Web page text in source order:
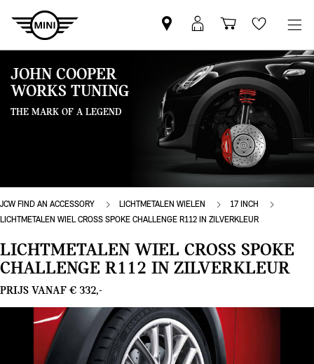
Vind
een
MINI
partner
MyMini
login
Wishlist
JOHN COOPER
WORKS TUNING
THE MARK OF A LEGEND
JCW FIND AN ACCESSORY LICHTMETALEN WIELEN
17 INCH
LICHTMETALEN WIEL CROSS SPOKE CHALLENGE R112 IN ZILVERKLEUR
LICHTMETALEN WIEL CROSS SPOKE
CHALLENGE R112 IN ZILVERKLEUR
PRIJS VANAF € 332,-